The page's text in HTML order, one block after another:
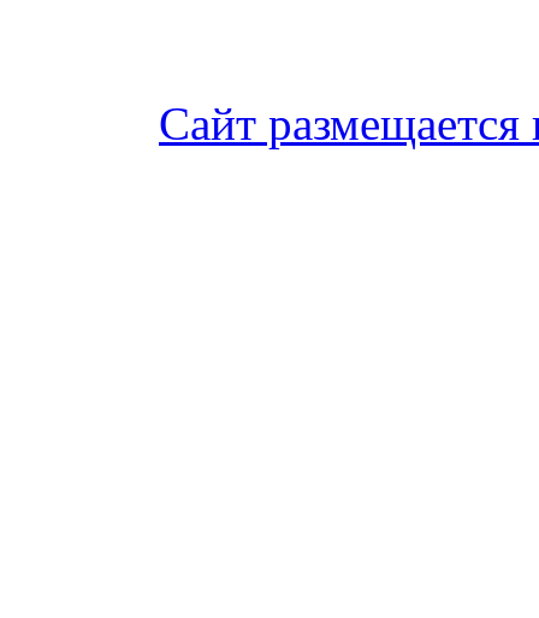
Сайт размещается